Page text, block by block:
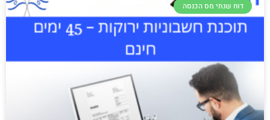
דוח שנתי מס הכנסה